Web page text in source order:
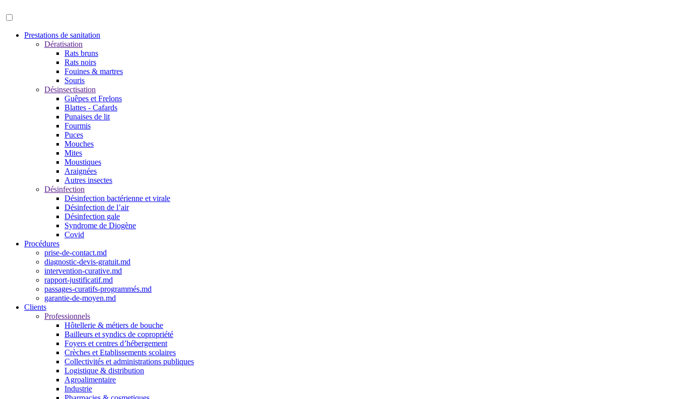
Prestations de sanitation
Dératisation
Rats bruns
Rats noirs
Fouines & martres
Souris
Désinsectisation
Guêpes et Frelons
Blattes - Cafards
Punaises de lit
Fourmis
Puces
Mouches
Mites
Moustiques
Araignées
Autres insectes
Désinfection
Désinfection bactérienne et virale
Désinfection de l’air
Désinfection gale
Syndrome de Diogène
Covid
Procédures
prise-de-contact.md
diagnostic-devis-gratuit.md
intervention-curative.md
rapport-justificatif.md
passages-curatifs-programmés.md
garantie-de-moyen.md
Clients
Professionnels
Hôtellerie & métiers de bouche
Bailleurs et syndics de copropriété
Foyers et centres d’hébergement
Crèches et Etablissements scolaires
Collectivités et administrations publiques
Logistique & distribution
Agroalimentaire
Industrie